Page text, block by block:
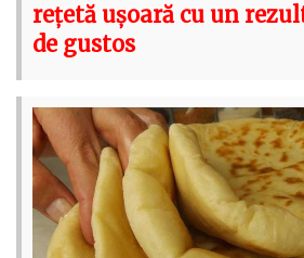
rețetă ușoară cu un
de gustos